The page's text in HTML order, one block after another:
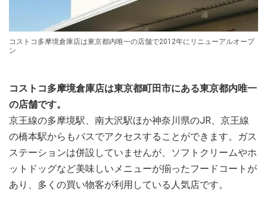
コストコ多摩境倉庫店は東京都内唯一の店舗で2012年にリニューアルオープ
ン
コストコ多摩境倉庫店は東京都町田市にある東京都内唯一
の店舗です。
京王線の多摩境駅、南大沢駅ほか神奈川県のJR、京王線
の橋本駅からもバスでアクセスすることができます。ガス
ステーションは併設していませんが、ソフトクリームやホ
ットドッグなど美味しいメニューが揃ったフードコートが
あり、多くの買い物客が利用している人気店です。